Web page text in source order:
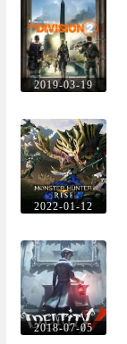
2019-03-19
2022-01-12
2018-07-05